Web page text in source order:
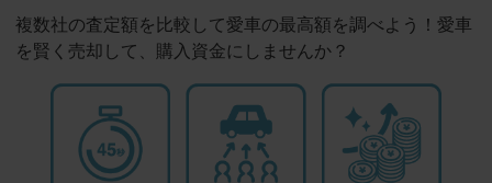
複数社の査定額を比較して愛車の最高額を調べよう！愛車
を賢く売却して、購入資金にしませんか？